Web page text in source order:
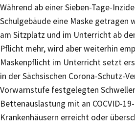
Während ab einer Sieben-Tage-
Schulgebäude eine Maske getragen
am Sitzplatz und im Unterricht ab
Pflicht mehr, wird aber weiterhin
Maskenpflicht im Unterricht setzt
in der Sächsischen Corona-Schutz-
Vorwarnstufe festgelegten
Bettenauslastung mit an COCVID-
Krankenhäusern erreicht oder